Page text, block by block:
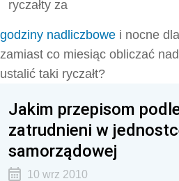
ryczałty za
godziny nadliczbowe i nocne
zamiast co miesiąc obliczać
ustalić taki ryczałt?
Jakim przepisom
zatrudnieni w
samorządowej
10 wrz 2010